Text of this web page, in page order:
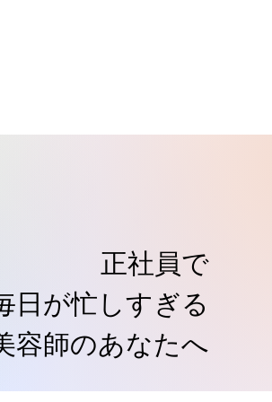
正社員で
日が忙しすぎる
容師の​あなたへ